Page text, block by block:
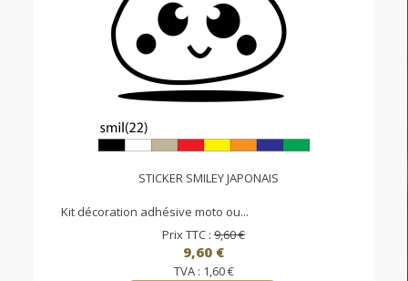
STICKER SMILEY JAPONAIS
Kit décoration adhésive moto ou...
Prix TTC : 9,60 €
9,60 €
TVA : 1,60 €